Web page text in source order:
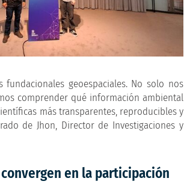
geoespaciales. No solo nos
comprender qué información ambiental
más transparentes, reproducibles y
de Jhon, Director de Investigaciones y
en la participación